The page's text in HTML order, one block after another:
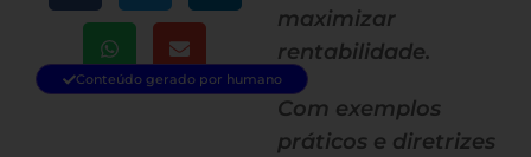
Conteúdo gerado por humano
maximizar
rentabilidade.
Com exemplos
práticos e diretrizes